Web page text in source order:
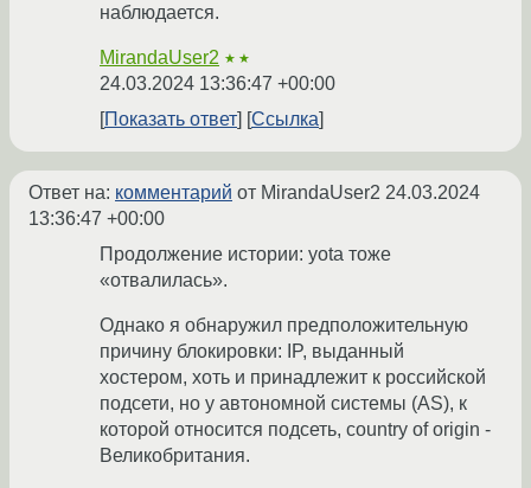
наблюдается.
MirandaUser2 ★★
24.03.2024 13:36:47 +00:00
Показать ответ
Ссылка
Ответ на: комментарий от MirandaUser2 24.03.2024
13:36:47 +00:00
Продолжение истории: yota тоже
«отвалилась».
Однако я обнаружил предположительную
причину блокировки: IP, выданный
хостером, хоть и принадлежит к российской
подсети, но у автономной системы (AS), к
которой относится подсеть, country of origin -
Великобритания.